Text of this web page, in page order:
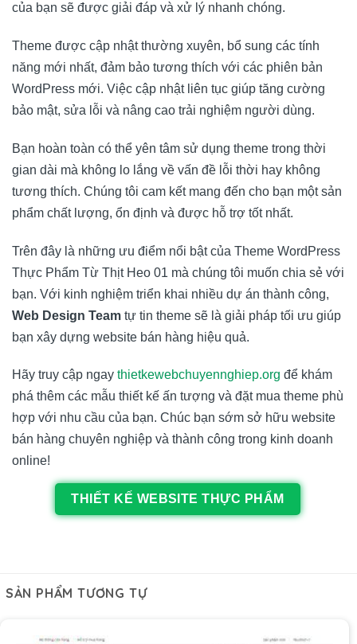
của bạn sẽ được giải đáp và xử lý nhanh chóng.
Theme được cập nhật thường xuyên, bổ sung các tính
năng mới nhất, đảm bảo tương thích với các phiên bản
WordPress mới. Việc cập nhật liên tục giúp tăng cường
bảo mật, sửa lỗi và nâng cao trải nghiệm người dùng.
Bạn hoàn toàn có thể yên tâm sử dụng theme trong thời
gian dài mà không lo lắng về vấn đề lỗi thời hay không
tương thích. Chúng tôi cam kết mang đến cho bạn một sản
phẩm chất lượng, ổn định và được hỗ trợ tốt nhất.
Trên đây là những ưu điểm nổi bật của Theme WordPress
Thực Phẩm Từ Thịt Heo 01 mà chúng tôi muốn chia sẻ với
bạn. Với kinh nghiệm triển khai nhiều dự án thành công,
Web Design Team tự tin theme sẽ là giải pháp tối ưu giúp
bạn xây dựng website bán hàng hiệu quả.
Hãy truy cập ngay thietkewebchuyennghiep.org để khám
phá thêm các mẫu thiết kế ấn tượng và đặt mua theme phù
hợp với nhu cầu của bạn. Chúc bạn sớm sở hữu website
bán hàng chuyên nghiệp và thành công trong kinh doanh
online!
THIẾT KẾ WEBSITE THỰC PHẨM
SẢN PHẨM TƯƠNG TỰ